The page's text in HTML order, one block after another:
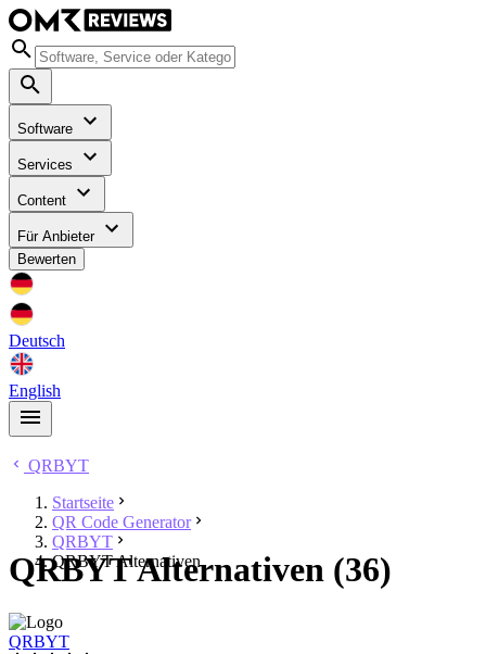
Software
Services
Content
Für Anbieter
Bewerten
Deutsch
English
QRBYT
Startseite
QR Code Generator
QRBYT
QRBYT Alternativen
QRBYT Alternativen (36)
QRBYT